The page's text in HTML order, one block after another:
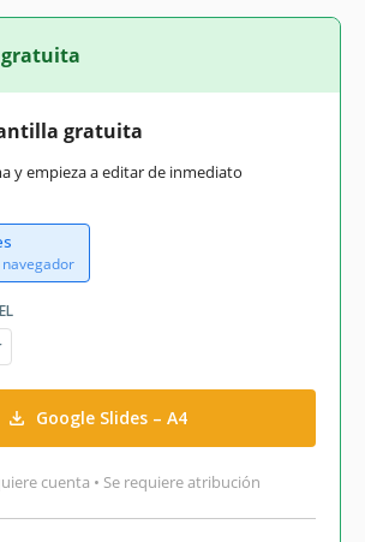
gratuita
y empieza a editar de inmediato
Google Slides – A4
cuenta • Se requiere atribución